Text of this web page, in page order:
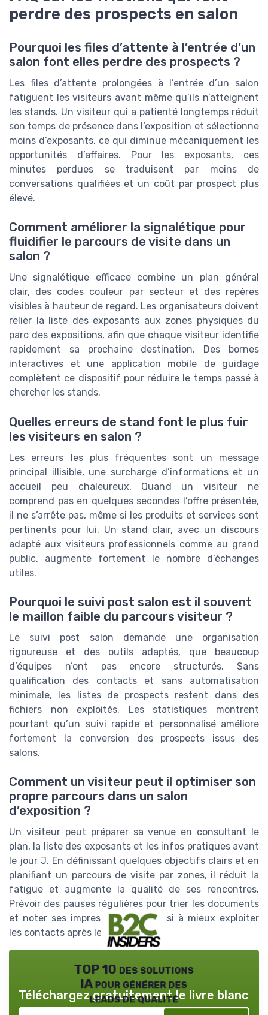
perdre des prospects en salon
Pourquoi les files d’attente à l’entrée d’un
salon font elles perdre des prospects ?
Les files d’attente prolongées à l’entrée d’un salon
fatiguent les visiteurs avant même qu’ils n’atteignent
les stands. Un visiteur qui a patienté longtemps réduit
son temps de présence dans l’exposition et sélectionne
moins d’exposants, ce qui diminue mécaniquement les
opportunités d’affaires. Pour les exposants, ces
minutes perdues se traduisent par moins de
conversations qualifiées et un coût par prospect plus
élevé.
Comment améliorer la signalétique pour
fluidifier le parcours de visite dans un
salon ?
Une signalétique efficace combine un plan général
clair, des codes couleur par secteur et des repères
visibles à hauteur de regard. Les organisateurs doivent
relier la liste des exposants aux zones physiques du
parc des expositions, afin que chaque visiteur identifie
rapidement sa prochaine destination. Des bornes
interactives et une application mobile de guidage
complètent ce dispositif pour réduire le temps passé à
chercher les stands.
Quelles erreurs de stand font le plus fuir
les visiteurs en salon ?
Les erreurs les plus fréquentes sont un message
principal illisible, une surcharge d’informations et un
accueil peu chaleureux. Quand un visiteur ne
comprend pas en quelques secondes l’offre présentée,
il ne s’arrête pas, même si les produits et services sont
pertinents pour lui. Un stand clair, avec un discours
adapté aux visiteurs professionnels comme au grand
public, augmente fortement le nombre d’échanges
utiles.
Pourquoi le suivi post salon est il souvent
le maillon faible du parcours visiteur ?
Le suivi post salon demande une organisation
rigoureuse et des outils adaptés, que beaucoup
d’équipes n’ont pas encore structurés. Sans
qualification des contacts et sans automatisation
minimale, les listes de prospects restent dans des
fichiers non exploités. Les statistiques montrent
pourtant qu’un suivi rapide et personnalisé améliore
fortement la conversion des prospects issus des
salons.
Comment un visiteur peut il optimiser son
propre parcours dans un salon
d’exposition ?
Un visiteur peut préparer sa venue en consultant le
plan, la liste des exposants et les infos pratiques avant
le jour J. En définissant quelques objectifs clairs et en
planifiant un parcours de visite par zones, il réduit la
fatigue et augmente la qualité de ses rencontres.
Prévoir des pauses régulières pour trier les documents
et noter ses impressions aide aussi à mieux exploiter
les contacts après le salon.
TOP 10 des solutions
IA pour générer des
leads de qualité
Téléchargez gratuitement le livre blanc